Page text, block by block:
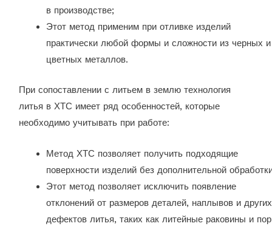
в производстве;
Этот метод применим при отливке изделий
практически любой формы и сложности из черных и
цветных металлов.
При сопоставлении с литьем в землю технология
литья в ХТС имеет ряд особенностей, которые
необходимо учитывать при работе:
Метод ХТС позволяет получить подходящие
поверхности изделий без дополнительной
Этот метод позволяет исключить появление
отклонений от размеров деталей, наплывов и других
дефектов литья, таких как литейные раковины и